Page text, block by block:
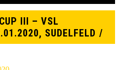
III – VSL
SUDELFELD